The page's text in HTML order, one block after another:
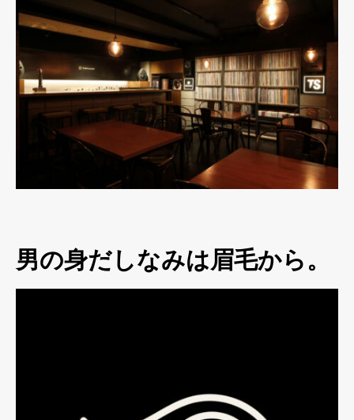
男の身だしなみは眉毛から。